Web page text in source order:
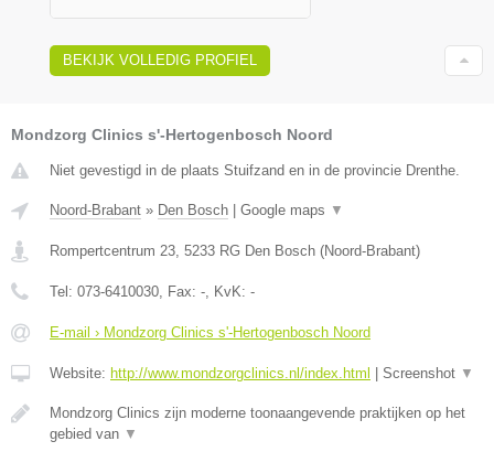
BEKIJK VOLLEDIG PROFIEL
Mondzorg Clinics s'-Hertogenbosch Noord
Niet gevestigd in de plaats Stuifzand en in de provincie Drenthe.
Noord-Brabant » Den Bosch Google maps ▼
Rompertcentrum 23, 5233 RG Den Bosch (Noord-Brabant)
Tel: 073-6410030, Fax: -, KvK: -
E-mail › Mondzorg Clinics s'-Hertogenbosch Noord
Website: http://www.mondzorgclinics.nl/index.html Screenshot ▼
Mondzorg Clinics zijn moderne toonaangevende praktijken op het
gebied van ▼